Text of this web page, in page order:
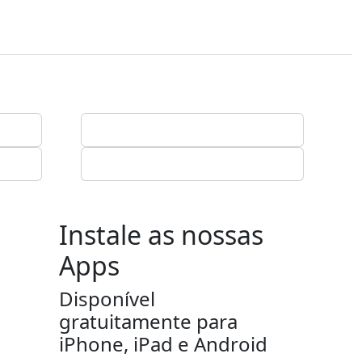
Instale as nossas
Apps
Disponível
gratuitamente para
iPhone, iPad e Android